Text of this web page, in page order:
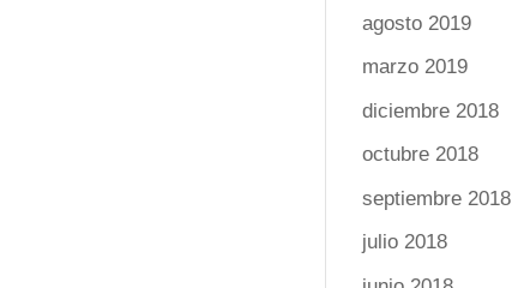
agosto 2019
marzo 2019
diciembre 2018
octubre 2018
septiembre 2018
julio 2018